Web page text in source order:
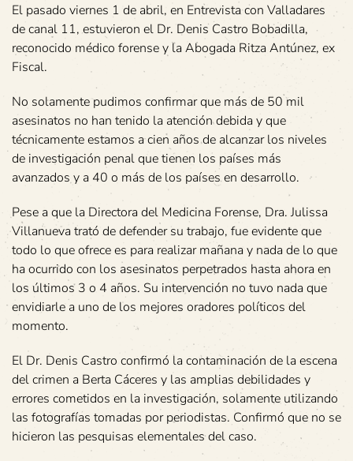
El pasado viernes 1 de abril, en Entrevista con Valladares
de canal 11, estuvieron el Dr. Denis Castro Bobadilla,
reconocido médico forense y la Abogada Ritza Antúnez, ex
Fiscal.
No solamente pudimos confirmar que más de 50 mil
asesinatos no han tenido la atención debida y que
técnicamente estamos a cien años de alcanzar los niveles
de investigación penal que tienen los países más
avanzados y a 40 o más de los países en desarrollo.
Pese a que la Directora del Medicina Forense, Dra. Julissa
Villanueva trató de defender su trabajo, fue evidente que
todo lo que ofrece es para realizar mañana y nada de lo que
ha ocurrido con los asesinatos perpetrados hasta ahora en
los últimos 3 o 4 años. Su intervención no tuvo nada que
envidiarle a uno de los mejores oradores políticos del
momento.
El Dr. Denis Castro confirmó la contaminación de la escena
del crimen a Berta Cáceres y las amplias debilidades y
errores cometidos en la investigación, solamente utilizando
las fotografías tomadas por periodistas. Confirmó que no se
hicieron las pesquisas elementales del caso.